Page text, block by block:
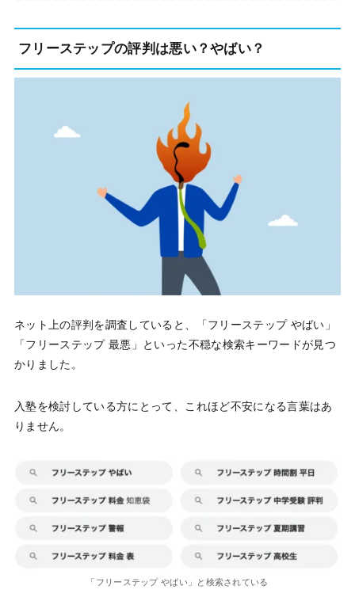
フリーステップの評判は悪い？やばい？
ネット上の評判を調査していると、「フリーステップ やばい」
「フリーステップ 最悪」といった不穏な検索キーワードが見つ
かりました。
入塾を検討している方にとって、これほど不安になる言葉はあ
りません。
「フリーステップ やばい」と検索されている